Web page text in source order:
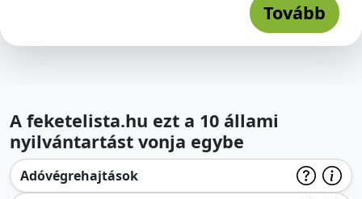
Tovább
A feketelista.hu ezt a 10 állami
nyilvántartást vonja egybe
Adóvégrehajtások